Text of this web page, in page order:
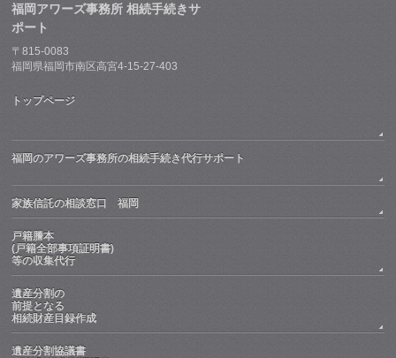
福岡アワーズ事務所 相続手続きサ
ポート
〒815-0083
福岡県福岡市南区高宮4-15-27-403
トップページ
福岡のアワーズ事務所の相続手続き代行サポート
家族信託の相談窓口 福岡
戸籍謄本
(戸籍全部事項証明書)
等の収集代行
遺産分割の
前提となる
相続財産目録作成
遺産分割協議書